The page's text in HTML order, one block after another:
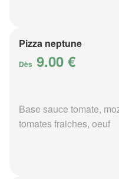
Pizza neptune
Dès 9.00 €
Base sauce tomate,
tomates fraiches, oeuf